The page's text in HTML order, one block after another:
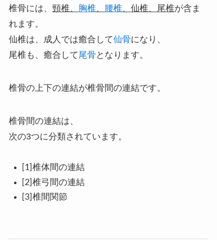
椎骨には、 頸椎、 胸椎、 腰椎、仙椎、尾椎が含ま
れます。
仙椎は、成人では癒合して仙骨になり、
尾椎も、癒合して 尾骨 となります。
椎骨の上下の連結が椎骨間の連結です。
椎骨間の連結は、
次の3つに分類されています。
[1]椎体間の連結
[2]椎弓間の連結
[3]椎間関節